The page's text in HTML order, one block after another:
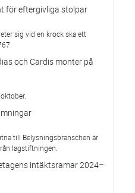
för eftergivliga stolpar
sig vid en krock ska ett
och Cardis monter på
till Belysningsbranschen är
lagstiftningen.
intäktsramar 2024–